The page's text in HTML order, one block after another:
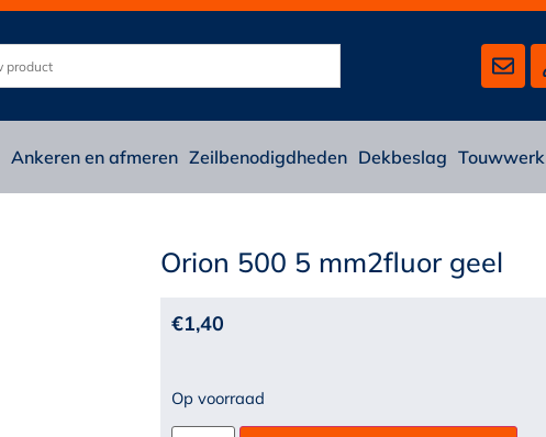
Ankeren en afmeren Zeilbenodigdheden Dekbeslag Touwwerk
Orion 500 5 mm2fluor geel
€1,40
Op voorraad